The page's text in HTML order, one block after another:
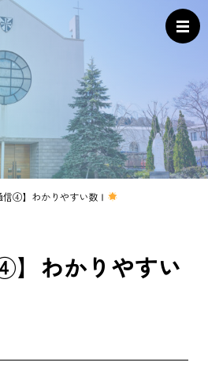
信④】わかりやすい数Ⅰ
】わかりやすい